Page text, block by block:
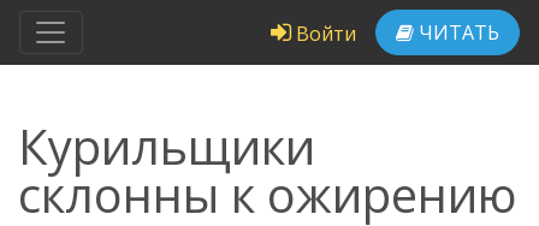
Войти ЧИТАТЬ
Курильщики
склонны к ожирению